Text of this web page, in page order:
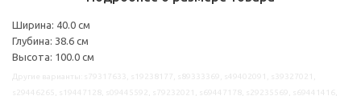
Ширина: 40.0 см
Глубина: 38.6 см
Высота: 100.0 см